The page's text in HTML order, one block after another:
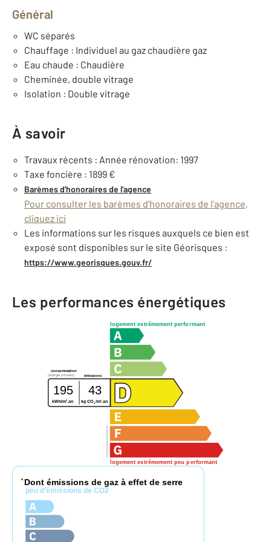
Général
WC séparés
Chauffage : Individuel au gaz chaudière gaz
Eau chaude : Chaudière
Cheminée, double vitrage
Isolation : Double vitrage
À savoir
Travaux récents : Année rénovation: 1997
Taxe foncière : 1899 €
Barèmes d'honoraires de l'agence
Pour consulter les barèmes d'honoraires de l'agence,
cliquez ici
Les informations sur les risques auxquels ce bien est
exposé sont disponibles sur le site Géorisques :
https://www.georisques.gouv.fr/
Les performances énergétiques
logement extrêmement performant
logement extrêmement peu performant
consommation
émissions
(énergie primaire)
195 43
kWh/m2.an kg CO2 /m2 .an
* Dont émissions de gaz à effet de serre
peu d'émissions de CO2